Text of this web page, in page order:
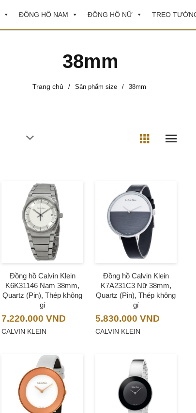
ĐỒNG HỒ NAM ĐỒNG HỒ NỮ TREO
38mm
Trang chủ / Sản phẩm size / 38mm
Đồng hồ Calvin Klein
K6K31146 Nam 38mm,
Quartz (Pin), Thép không
gỉ
7.220.000VND
CALVIN KLEIN
Đồng hồ Calvin Klein
K7A231C3 Nữ 38mm,
Quartz (Pin), Thép không
gỉ
5.830.000 VND
CALVIN KLEIN